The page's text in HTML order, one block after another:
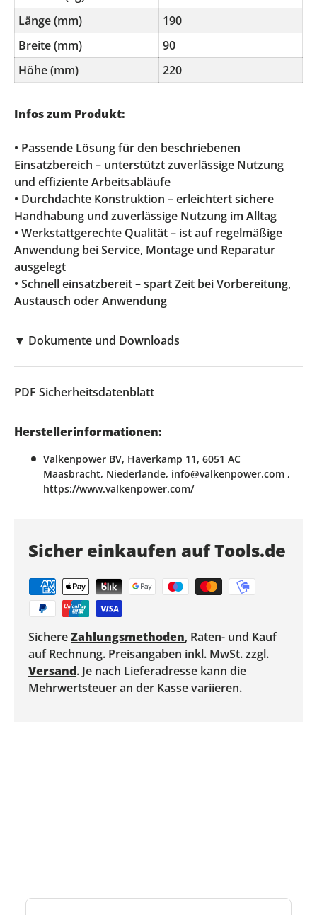
Länge (mm)
190
Breite (mm)
90
Höhe (mm)
220
Infos zum Produkt:
• Passende Lösung für den beschriebenen
Einsatzbereich – unterstützt zuverlässige Nutzung
und effiziente Arbeitsabläufe
• Durchdachte Konstruktion – erleichtert sichere
Handhabung und zuverlässige Nutzung im Alltag
• Werkstattgerechte Qualität – ist auf regelmäßige
Anwendung bei Service, Montage und Reparatur
ausgelegt
• Schnell einsatzbereit – spart Zeit bei Vorbereitung,
Austausch oder Anwendung
▼ Dokumente und Downloads
PDF Sicherheitsdatenblatt
Herstellerinformationen:
Valkenpower BV, Haverkamp 11, 6051 AC
Maasbracht, Niederlande, info@valkenpower.com ,
https://www.valkenpower.com/
Sicher einkaufen auf Tools.de
SichereZahlungsmethoden, Raten- und Kauf
auf Rechnung. Preisangaben inkl. MwSt. zzgl.
Versand. Je nach Lieferadresse kann die
Mehrwertsteuer an der Kasse variieren.